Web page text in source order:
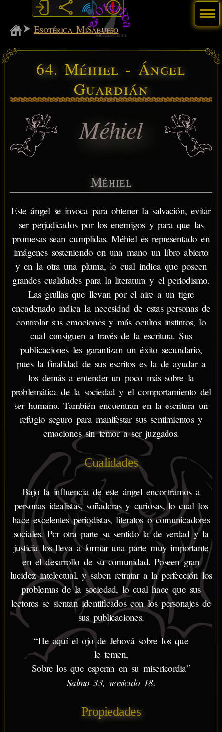
MiSabueso
Esotérica MiSabueso
64. Méhiel - Ángel
Guardián
Méhiel
Méhiel
Este ángel se invoca para obtener la salvación, evitar
ser perjudicados por los enemigos y para que las
promesas sean cumplidas. Méhiel es representado en
imágenes sosteniendo en una mano un libro abierto
y en la otra una pluma, lo cual indica que poseen
grandes cualidades para la literatura y el periodismo.
Las grullas que llevan por el aire a un tigre
encadenado indica la necesidad de estas personas de
controlar sus emociones y más ocultos instintos, lo
cual consiguen a través de la escritura. Sus
publicaciones les garantizan un éxito secundario,
pues la finalidad de sus escritos es la de ayudar a
los demás a entender un poco más sobre la
problemática de la sociedad y el comportamiento del
ser humano. También encuentran en la escritura un
refugio seguro para manifestar sus sentimientos y
emociones sin temor a ser juzgados.
Cualidades
Bajo la influencia de este ángel encontramos a
personas idealistas, soñadoras y curiosas, lo cual los
hace excelentes periodistas, literatos o comunicadores
sociales. Por otra parte su sentido la de verdad y la
justicia los lleva a formar una parte muy importante
en el desarrollo de su comunidad. Poseen gran
lucidez intelectual, y saben retratar a la perfección los
problemas de la sociedad, lo cual hace que sus
lectores se sientan identificados con los personajes de
sus publicaciones.
“He aquí el ojo de Jehová sobre los que
le temen,
Sobre los que esperan en su misericordia”
Salmo 33, versículo 18.
Propiedades
Menú